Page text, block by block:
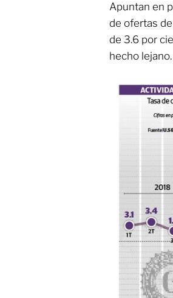
Apuntan en
de ofertas
de 3.6 por
hecho lejano.